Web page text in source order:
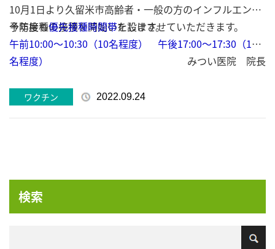
10月1日より久留米市高齢者・一般の方のインフルエンザ
予防接種の接種を開始いたします。
今年度も優先接種時間帯を設けさせていただきます。
午前10:00～10:30（10名程度） 午後17:00～17:30（10
名程度）
のご希望の方は通常通り順番をお取りいただきます様宜し
ります。
又、ワクチン接種希望の方で上記優先接種時間内に来院困
難な方は受付順でお呼びいたしますのでお待ちいただくこ
みつい医院 院長
ワクチン 2022.09.24
検索